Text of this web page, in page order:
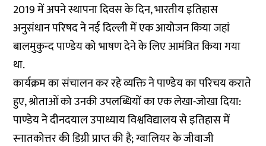
2019 में अपने स्थापना दिवस के दिन, भारतीय इतिहास
अनुसंधान परिषद ने नई दिल्ली में एक आयोजन किया जहां
बालमुकुन्द पाण्डेय को भाषण देने के लिएआमंत्रित कियागया
था.
कार्यक्रम का संचालन कर रहे व्यक्ति ने पाण्डेय का परिचय कराते
हुए, श्रोताओं को उनकी उपलब्धियों का एक लेखा-जोखा दिया:
पाण्डेय ने दीनदयाल उपाध्याय विश्वविद्यालय से इतिहास में
स्नातकोत्तर की डिग्री प्राप्त की है; ग्वालियर के जीवाजी